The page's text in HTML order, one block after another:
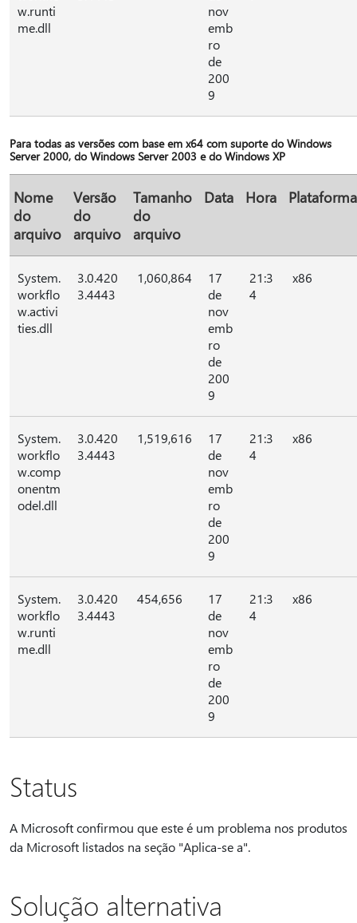
w.runti
me.dll
nov
emb
ro
de
200
9
Para todas as versões com base em x64 com suporte do Windows
Server 2000, do Windows Server 2003 e do Windows XP
Nome
do
arquivo
Versão
do
arquivo
Tamanho
do
arquivo
Data Hora Plataforma
System.
workflo
w.activi
ties.dll
3.0.420
3.4443
1,060,864
17
de
nov
emb
ro
de
200
9
21:3
4
x86
System.
workflo
w.comp
onentm
odel.dll
3.0.420
3.4443
1,519,616
17
de
nov
emb
ro
de
200
9
21:3
4
x86
System.
workflo
w.runti
me.dll
3.0.420
3.4443
454,656
17
de
nov
emb
ro
de
200
9
21:3
4
x86
Status
A Microsoft confirmou que este é um problema nos produtos
da Microsoft listados na seção "Aplica-se a".
Solução alternativa